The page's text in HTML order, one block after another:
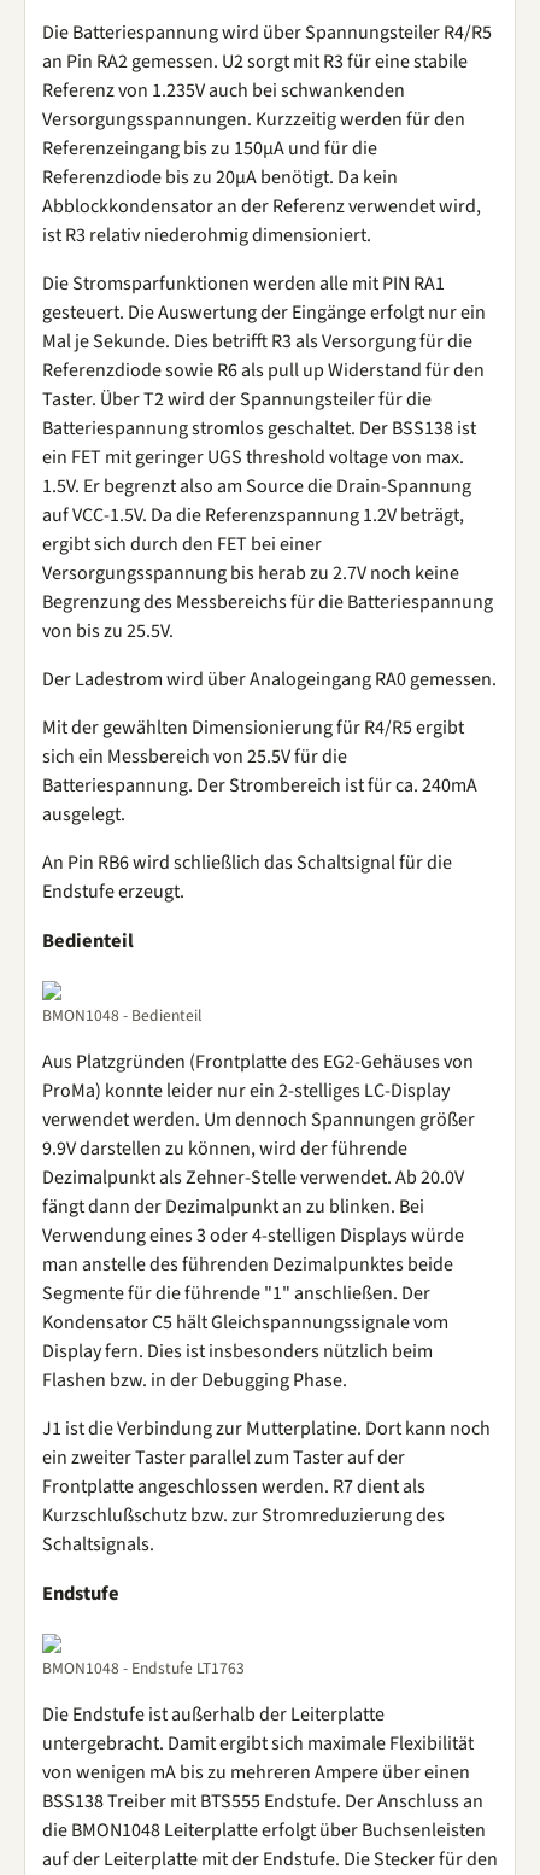
Die Batteriespannung wird über Spannungsteiler R4/R5
an Pin RA2 gemessen. U2 sorgt mit R3 für eine stabile
Referenz von 1.235V auch bei schwankenden
Versorgungsspannungen. Kurzzeitig werden für den
Referenzeingang bis zu 150µA und für die
Referenzdiode bis zu 20µA benötigt. Da kein
Abblockkondensator an der Referenz verwendet wird,
ist R3 relativ niederohmig dimensioniert.
Die Stromsparfunktionen werden alle mit PIN RA1
gesteuert. Die Auswertung der Eingänge erfolgt nur ein
Mal je Sekunde. Dies betrifft R3 als Versorgung für die
Referenzdiode sowie R6 als pull up Widerstand für den
Taster. Über T2 wird der Spannungsteiler für die
Batteriespannung stromlos geschaltet. Der BSS138 ist
ein FET mit geringer UGS threshold voltage von max.
1.5V. Er begrenzt also am Source die Drain-Spannung
auf VCC-1.5V. Da die Referenzspannung 1.2V beträgt,
ergibt sich durch den FET bei einer
Versorgungsspannung bis herab zu 2.7V noch keine
Begrenzung des Messbereichs für die Batteriespannung
von bis zu 25.5V.
Der Ladestrom wird über Analogeingang RA0 gemessen.
Mit der gewählten Dimensionierung für R4/R5 ergibt
sich ein Messbereich von 25.5V für die
Batteriespannung. Der Strombereich ist für ca. 240mA
ausgelegt.
An Pin RB6 wird schließlich das Schaltsignal für die
Endstufe erzeugt.
Bedienteil
BMON1048 - Bedienteil
Aus Platzgründen (Frontplatte des EG2-Gehäuses von
ProMa) konnte leider nur ein 2-stelliges LC-Display
verwendet werden. Um dennoch Spannungen größer
9.9V darstellen zu können, wird der führende
Dezimalpunkt als Zehner-Stelle verwendet. Ab 20.0V
fängt dann der Dezimalpunkt an zu blinken. Bei
Verwendung eines 3 oder 4-stelligen Displays würde
man anstelle des führenden Dezimalpunktes beide
Segmente für die führende "1" anschließen. Der
Kondensator C5 hält Gleichspannungssignale vom
Display fern. Dies ist insbesonders nützlich beim
Flashen bzw. in der Debugging Phase.
J1 ist die Verbindung zur Mutterplatine. Dort kann noch
ein zweiter Taster parallel zum Taster auf der
Frontplatte angeschlossen werden. R7 dient als
Kurzschlußschutz bzw. zur Stromreduzierung des
Schaltsignals.
Endstufe
BMON1048 - Endstufe LT1763
Die Endstufe ist außerhalb der Leiterplatte
untergebracht. Damit ergibt sich maximale Flexibilität
von wenigen mA bis zu mehreren Ampere über einen
BSS138 Treiber mit BTS555 Endstufe. Der Anschluss an
die BMON1048 Leiterplatte erfolgt über Buchsenleisten
auf der Leiterplatte mit der Endstufe. Die Stecker für den